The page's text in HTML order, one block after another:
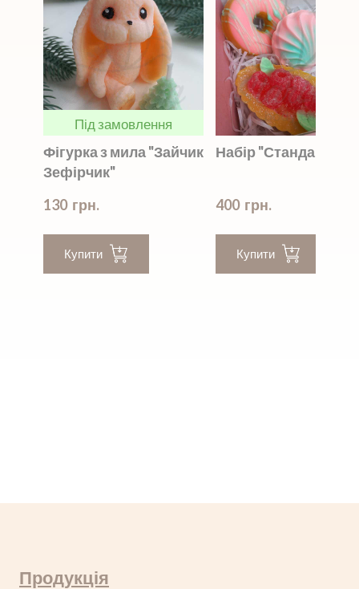
Під замовлення
Фігурка з мила "Зайчик
Зефірчик"
130  грн.
Купити
Набір
400  грн.
Купити
Продукція